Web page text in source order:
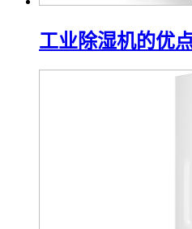
工业除湿机的优